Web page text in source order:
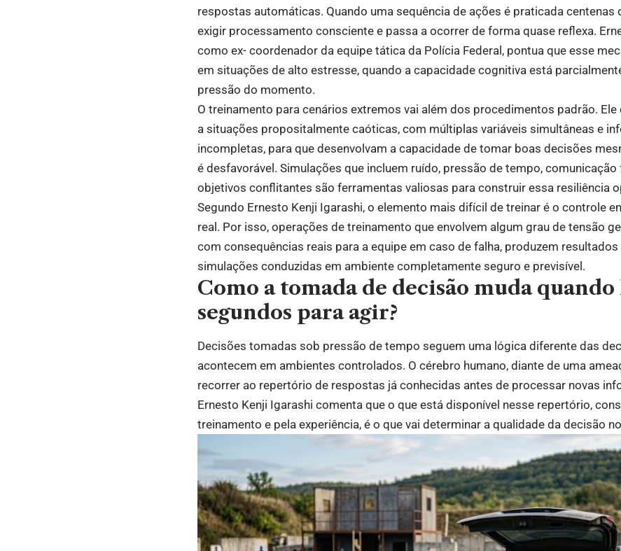
respostas automáticas. Quando uma sequência de ações é praticada centenas
exigir processamento consciente e passa a ocorrer de forma quase reflexa.
como ex- coordenador da equipe tática da Polícia Federal, pontua que esse
em situações de alto estresse, quando a capacidade cognitiva está
pressão do momento.
O treinamento para cenários extremos vai além dos procedimentos padrão.
a situações propositalmente caóticas, com múltiplas variáveis simultâneas e
incompletas, para que desenvolvam a capacidade de tomar boas decisões
é desfavorável. Simulações que incluem ruído, pressão de tempo,
objetivos conflitantes são ferramentas valiosas para construir essa resiliência
Segundo Ernesto Kenji Igarashi, o elemento mais difícil de treinar é o controle
real. Por isso, operações de treinamento que envolvem algum grau de tensão
com consequências reais para a equipe em caso de falha, produzem
simulações conduzidas em ambiente completamente seguro e previsível.
Como a tomada de decisão muda quando
segundos para agir?
Decisões tomadas sob pressão de tempo seguem uma lógica diferente das
acontecem em ambientes controlados. O cérebro humano, diante de uma
recorrer ao repertório de respostas já conhecidas antes de processar novas
Ernesto Kenji Igarashi comenta que o que está disponível nesse repertório,
treinamento e pela experiência, é o que vai determinar a qualidade da decisão